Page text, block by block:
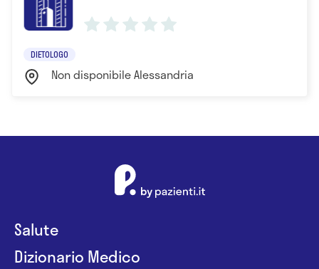
DIETOLOGO
Non disponibile Alessandria
Salute
Dizionario Medico